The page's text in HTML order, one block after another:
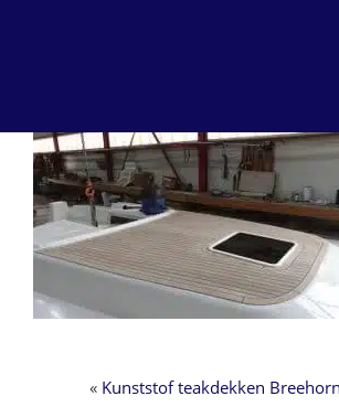
inhoud
« Kunststof teakdekken